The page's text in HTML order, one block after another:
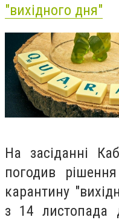
"вихідного дня"
На засіданні
погодив
карантину
з 14 листопада